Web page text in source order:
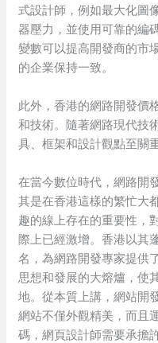
式設計師，例如最大化圖
器壓力，並使用可靠的編
變數可以提高開發商的市
的企業保持一致。
此外，香港的網路開發價
和技術。隨著網路現代技
具、框架和設計觀點至關重
在當今數位時代，網路開
其是在香港這樣的繁忙大
趣的線上存在的重要性，
際上已經激增。香港以其
名，為網路開發專家提供
思想和發展的大熔爐，使
地。從本質上講，網站開
網站不僅外觀精美，而且
碼，網頁設計師需要承擔